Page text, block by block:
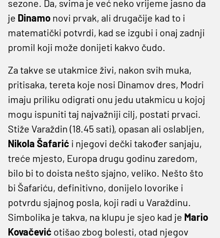
sezone. Da, svima je već neko vrijeme jasno da
je Dinamo novi prvak, ali drugačije kad to i
matematički potvrdi, kad se izgubi i onaj zadnji
promil koji može donijeti kakvo čudo.
Za takve se utakmice živi, nakon svih muka,
pritisaka, tereta koje nosi Dinamov dres, Modri
imaju priliku odigrati onu jedu utakmicu u kojoj
mogu ispuniti taj najvažniji cilj, postati prvaci.
Stiže Varaždin (18.45 sati), opasan ali oslabljen,
Nikola Šafarić i njegovi dečki također sanjaju,
treće mjesto, Europa drugu godinu zaredom,
bilo bi to doista nešto sjajno, veliko. Nešto što
bi Šafariću, definitivno, donijelo lovorike i
potvrdu sjajnog posla, koji radi u Varaždinu.
Simbolika je takva, na klupu je sjeo kad je Mario
Kovačević otišao zbog bolesti, otad njegov